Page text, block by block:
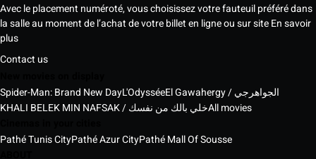
Avec le placement numéroté, vous choisissez votre fauteuil préféré dans
la salle au moment de l’achat de votre billet en ligne ou sur siteEn savoir
plus
Contact us
Spider-Man: Brand New DayL'Odyssée
El Gawahergy / الجواهرجي
KHALI BELEK MIN NAFSAK / خلي بالك من نفسكAll movies
Pathé Tunis CityPathé Azur CityPathé Mall Of Sousse